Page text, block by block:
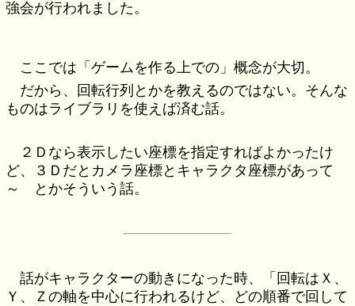
強会が行われました。
ここでは「ゲームを作る上での」概念が大切。
だから、回転行列とかを教えるのではない。そんな
ものはライブラリを使えば済む話。
２Ｄなら表示したい座標を指定すればよかったけ
ど、３Ｄだとカメラ座標とキャラクタ座標があって
～ とかそういう話。
話がキャラクターの動きになった時、「回転はＸ、
Ｙ、Ｚの軸を中心に行われるけど、どの順番で回して